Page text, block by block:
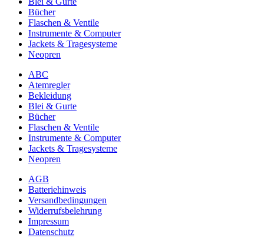
Bücher
Flaschen & Ventile
Instrumente & Computer
Jackets & Tragesysteme
Neopren
ABC
Atemregler
Bekleidung
Blei & Gurte
Bücher
Flaschen & Ventile
Instrumente & Computer
Jackets & Tragesysteme
Neopren
AGB
Batteriehinweis
Versandbedingungen
Widerrufsbelehrung
Impressum
Datenschutz